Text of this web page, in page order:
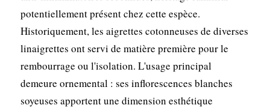
potentiellement présent chez cette espèce.
Historiquement, les aigrettes cotonneuses de diverses
linaigrettes ont servi de matière première pour le
rembourrage ou l'isolation. L'usage principal
demeure ornemental : ses inflorescences blanches
soyeuses apportent une dimension esthétique